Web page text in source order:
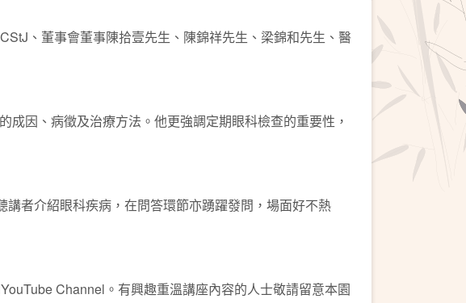
、董事會董事陳拾壹先生、陳錦祥先生、梁錦和先生、醫
因、病徵及治療方法。他更強調定期眼科檢查的重要性，
者介紹眼科疾病，在問答環節亦踴躍發問，場面好不熱
Channel。有興趣重溫講座內容的人士敬請留意本園